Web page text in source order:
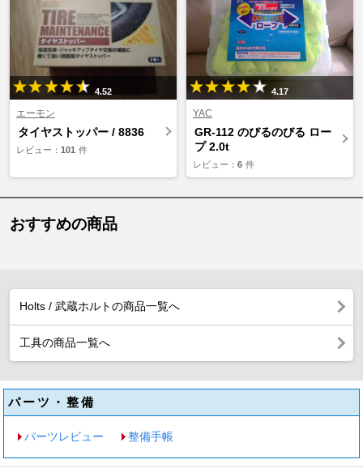
4.52
エーモン
タイヤストッパー / 8836
レビュー： 101 件
4.17
YAC
GR-112 のびるのびる ロー
プ 2.0t
レビュー： 6 件
おすすめの商品
Holts / 武蔵ホルトの商品一覧へ
工具の商品一覧へ
パーツ・整備
パーツレビュー 整備手帳